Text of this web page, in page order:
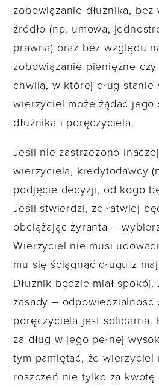
zobowiązanie dłużnika,
źródło (np. umowa,
prawna) oraz bez względu
zobowiązanie pieniężne
chwilą, w której dług stanie
wierzyciel może żądać jego
dłużnika i poręczyciela.
Jeśli nie zastrzeżono
wierzyciela, kredytodawcy
podjęcie decyzji, od kogo
Jeśli stwierdzi, że łatwiej
obciążając żyranta –
Wierzyciel nie musi
mu się ściągnąć długu z
Dłużnik będzie miał
zasady – odpowiedzialność
poręczyciela jest solidarna.
za dług w jego pełnej
tym pamiętać, że wierzyciel
roszczeń nie tylko za kwotę